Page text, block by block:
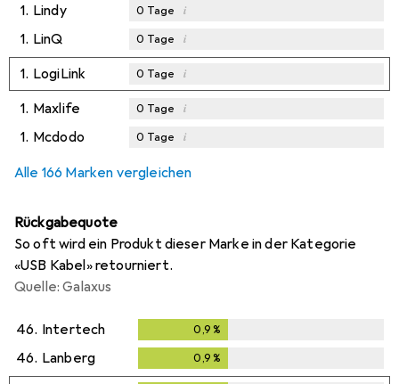
1. Lindy 0 Tage i
1. LinQ 0 Tage i
1. LogiLink 0 Tage i
1. Maxlife 0 Tage i
1. Mcdodo 0 Tage i
Alle 166 Marken vergleichen
Rückgabequote
So oft wird ein Produkt dieser Marke in der Kategorie
«USB Kabel» retourniert.
Quelle: Galaxus
46. Intertech 0,9 %
46. Lanberg 0,9 %